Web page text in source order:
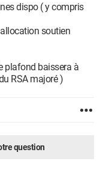
dispo ( y compris
soutien
plafond baissera à
RSA majoré )
question